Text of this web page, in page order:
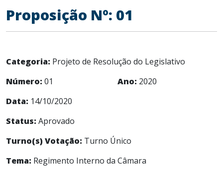
Proposição Nº: 01
Categoria: Projeto de Resolução do Legislativo
Número: 01 Ano: 2020
Data: 14/10/2020
Status: Aprovado
Turno(s) Votação: Turno Único
Tema: Regimento Interno da Câmara